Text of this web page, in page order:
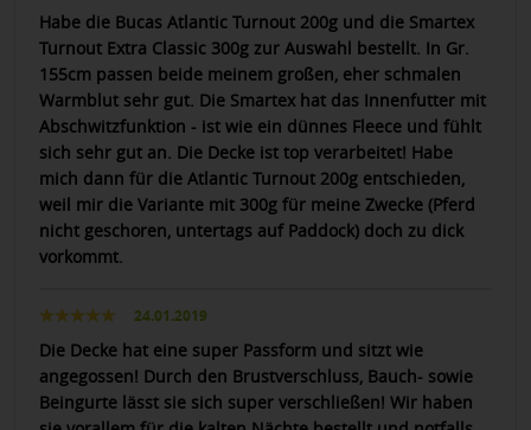
Habe die Bucas Atlantic Turnout 200g und die Smartex
Turnout Extra Classic 300g zur Auswahl bestellt. In Gr.
155cm passen beide meinem großen, eher schmalen
Warmblut sehr gut. Die Smartex hat das Innenfutter mit
Abschwitzfunktion - ist wie ein dünnes Fleece und fühlt
sich sehr gut an. Die Decke ist top verarbeitet! Habe
mich dann für die Atlantic Turnout 200g entschieden,
weil mir die Variante mit 300g für meine Zwecke (Pferd
nicht geschoren, untertags auf Paddock) doch zu dick
vorkommt.
24.01.2019
Die Decke hat eine super Passform und sitzt wie
angegossen! Durch den Brustverschluss, Bauch- sowie
Beingurte lässt sie sich super verschließen! Wir haben